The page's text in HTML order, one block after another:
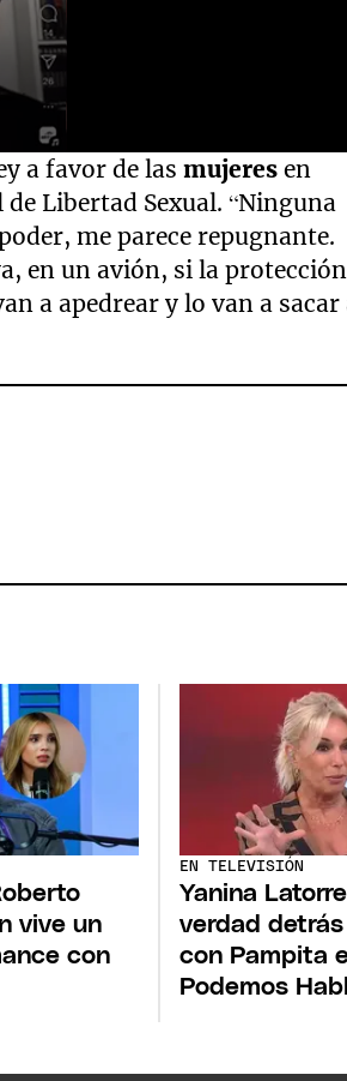
a favor de lasmujeresen
Libertad Sexual. “Ninguna
me parece repugnante.
en un avión, si la
a apedrear y lo van a sacar
vive un
con
EN TELEVISIÓN
Yanina
verdad
con Pampita
Podemos